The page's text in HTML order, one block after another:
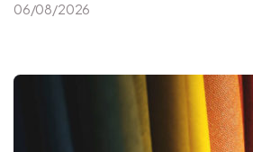
06/08/2026